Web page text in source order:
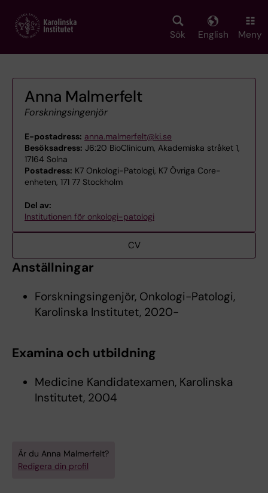
main
Sök English Meny
Anna Malmerfelt
Forskningsingenjör
E-postadress: anna.malmerfelt@ki.se
Besöksadress: J6:20 BioClinicum, Akademiska stråket 1,
17164 Solna
Postadress: K7 Onkologi-Patologi, K7 Övriga Core-
enheten, 171 77 Stockholm
Del av:
Institutionen för onkologi-patologi
CV
Anställningar
Forskningsingenjör, Onkologi-Patologi,
Karolinska Institutet, 2020-
Examina och utbildning
Medicine Kandidatexamen, Karolinska
Institutet, 2004
Är du Anna Malmerfelt?
Redigera din profil